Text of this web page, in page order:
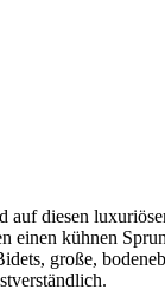
diesen
kühnen
große,